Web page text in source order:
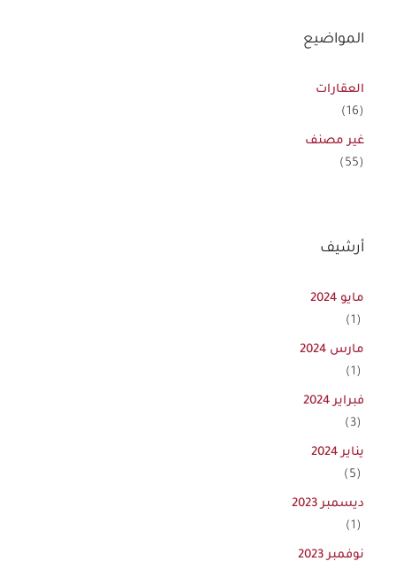
المواضيع
العقارات
(16)
غير مصنف
(55)
أرشيف
مايو 2024
(1)
مارس 2024
(1)
فبراير 2024
(3)
يناير 2024
(5)
ديسمبر 2023
(1)
نوفمبر 2023